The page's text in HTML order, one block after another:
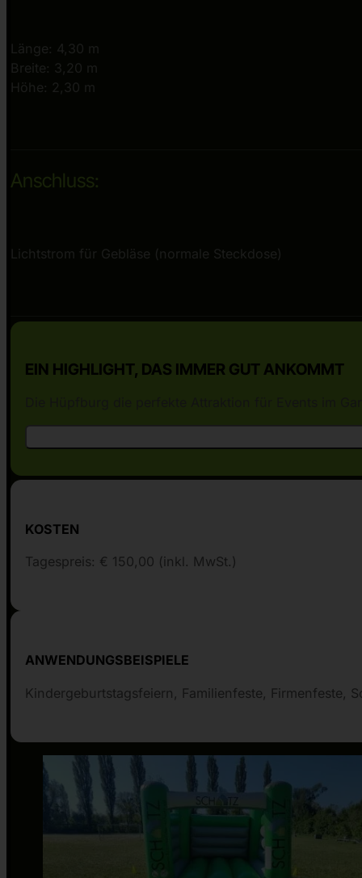
Länge: 4,30 m
Breite: 3,20 m
Höhe: 2,30 m
Anschluss:
Lichtstrom für Gebläse (normale Steckdose)
EIN HIGHLIGHT, DAS IMMER GUT ANKOMMT
KOSTEN
Tagespreis: € 150,00 (inkl. MwSt.)
ANWENDUNGSBEISPIELE
Kindergeburtstagsfeiern, Familienfeste, Firmenfeste,